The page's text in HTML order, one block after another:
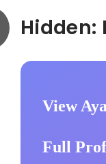
View
Full